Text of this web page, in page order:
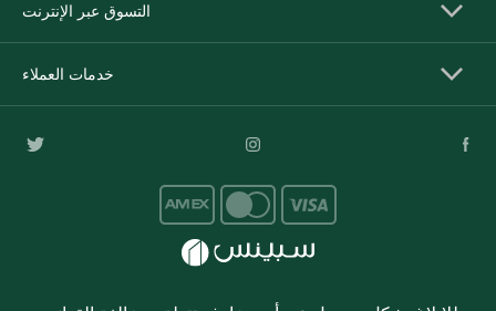
التسوق عبر الإنترنت
خدمات العملاء